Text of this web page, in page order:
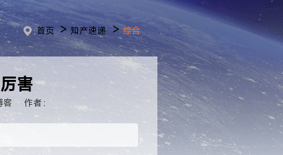
首页 >知产速递 >综合
害
客 作者：